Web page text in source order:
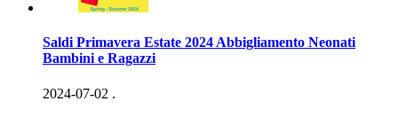
Saldi Primavera Estate 2024 Abbigliamento Neonati
Bambini e Ragazzi
2024-07-02 .